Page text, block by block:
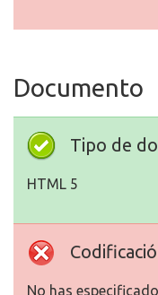
Documento
Tipo de
HTML 5
No has